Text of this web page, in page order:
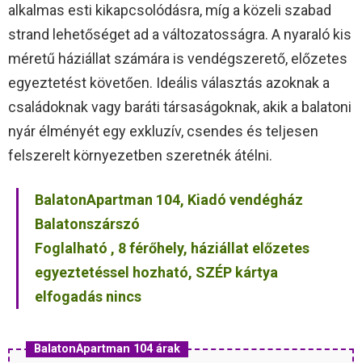
alkalmas esti kikapcsolódásra, míg a közeli szabad
strand lehetőséget ad a változatosságra. A nyaraló kis
méretű háziállat számára is vendégszerető, előzetes
egyeztetést követően. Ideális választás azoknak a
családoknak vagy baráti társaságoknak, akik a balatoni
nyár élményét egy exkluzív, csendes és teljesen
felszerelt környezetben szeretnék átélni.
BalatonApartman 104, Kiadó vendégház
Balatonszárszó
Foglalható , 8 férőhely, háziállat előzetes
egyeztetéssel hozható, SZÉP kártya
elfogadás nincs
BalatonApartman 104 árak